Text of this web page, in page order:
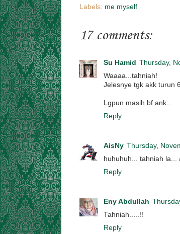
Labels: me myself
17 comments:
Su Hamid Thursday,
Waaaa...tahniah!
Jelesnye tgk akk turun
Lgpun masih bf ank..
Reply
AisNy Thursday,
huhuhuh... tahniah la...
Reply
Eny Abdullah
Tahniah.....!!
Reply